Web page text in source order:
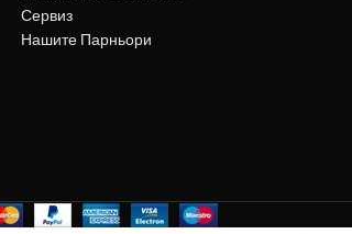
Сервиз
Нашите Парньори